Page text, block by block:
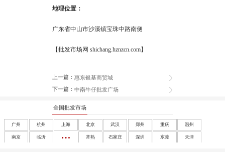
地理位置：
广东省中山市沙溪镇宝珠中路南侧
【批发市场网 shichang.hznzcn.com】
上一篇： 惠东银基商贸城
下一篇： 中南牛仔批发广场
全国批发市场
广州 杭州 上海 北京 武汉 郑州 重庆 温州
南京 临沂 常熟 石家庄 深圳 东莞 天津